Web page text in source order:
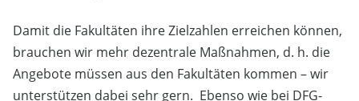
Damit die Fakultäten ihre Zielzahlen erreichen können,
brauchen wir mehr dezentrale Maßnahmen, d. h. die
Angebote müssen aus den Fakultäten kommen – wir
unterstützen dabei sehr gern. Ebenso wie bei DFG-